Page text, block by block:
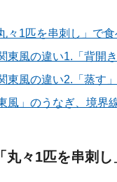
々1匹を串刺し」で
東風の違い1.「背開
東風の違い2.「蒸す
風」のうなぎ、境界
丸々1匹を串刺